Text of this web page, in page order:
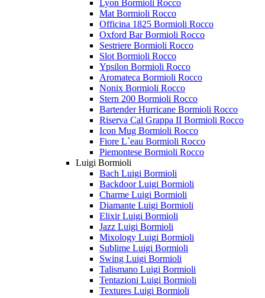
Lyon Bormioli Rocco
Mat Bormioli Rocco
Officina 1825 Bormioli Rocco
Oxford Bar Bormioli Rocco
Sestriere Bormioli Rocco
Slot Bormioli Rocco
Ypsilon Bormioli Rocco
Aromateca Bormioli Rocco
Nonix Bormioli Rocco
Stern 200 Bormioli Rocco
Bartender Hurricane Bormioli Rocco
Riserva Cal Grappa II Bormioli Rocco
Icon Mug Bormioli Rocco
Fiore L`eau Bormioli Rocco
Piemontese Bormioli Rocco
Luigi Bormioli
Bach Luigi Bormioli
Backdoor Luigi Bormioli
Charme Luigi Bormioli
Diamante Luigi Bormioli
Elixir Luigi Bormioli
Jazz Luigi Bormioli
Mixology Luigi Bormioli
Sublime Luigi Bormioli
Swing Luigi Bormioli
Talismano Luigi Bormioli
Tentazioni Luigi Bormioli
Textures Luigi Bormioli